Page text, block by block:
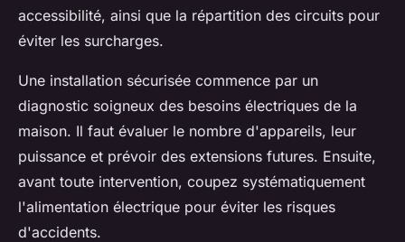
accessibilité, ainsi que la répartition des circuits pour
éviter les surcharges.
Une installation sécurisée commence par un
diagnostic soigneux des besoins électriques de la
maison. Il faut évaluer le nombre d'appareils, leur
puissance et prévoir des extensions futures. Ensuite,
avant toute intervention, coupez systématiquement
l'alimentation électrique pour éviter les risques
d'accidents.